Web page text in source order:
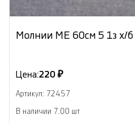
Молнии МЕ 60см 5 1з х/
Цена:220 ₽
Артикул: 72457
В наличии 7.00 шт